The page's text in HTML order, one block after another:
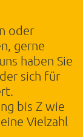
oder
gerne
haben Sie
sich für
bis Z wie
Vielzahl